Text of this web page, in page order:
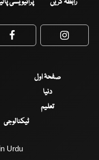
رابطہ کریں پرائیویسی
Facebook
صفحۂ اول
دنیا
تعلیم
ٹیکنالوجی
Urdu